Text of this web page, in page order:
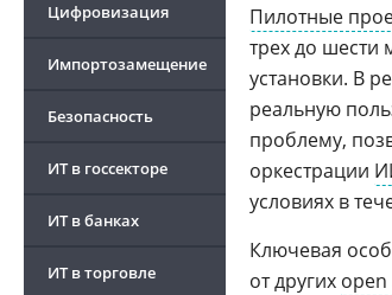
Цифровизация
Импортозамещение
Безопасность
ИТ в госсекторе
ИТ в банках
ИТ в торговле
Пилотные
трех до шести
установки. В
реальную
проблему,
оркестрации
условиях в
Ключевая
от других